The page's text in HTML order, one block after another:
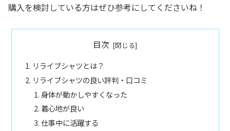
購入を検討している方はぜひ参考にしてくださいね！
目次
リライブシャツとは？
リライブシャツの良い評判・口コミ
身体が動かしやすくなった
着心地が良い
仕事中に活躍する